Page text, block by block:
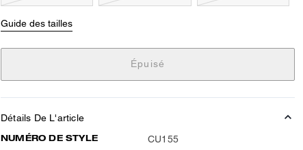
Guide des tailles
Épuisé
Détails De L'article
NUMÉRO DE STYLE CU155